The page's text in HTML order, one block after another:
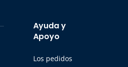
Ayuda y
Apoyo
Los pedidos